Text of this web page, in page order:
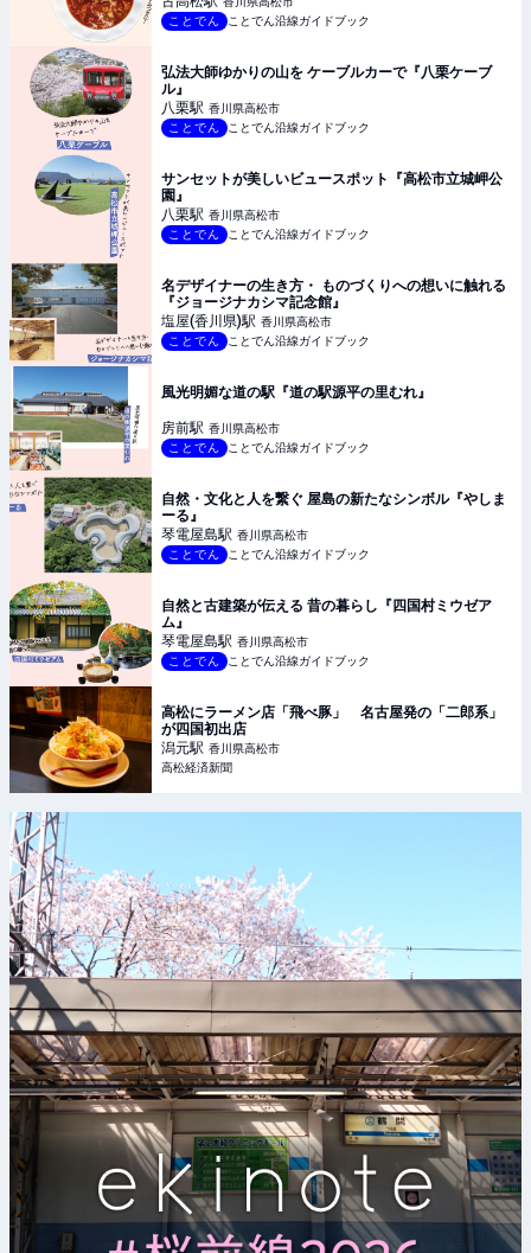
ことでん
ことでん沿線ガイドブック
弘法大師ゆかりの山を ケーブルカーで『八栗ケーブ
ル』
八栗駅 香川県高松市
ことでん
ことでん沿線ガイドブック
サンセットが美しいビュースポット『高松市立城岬公
園』
八栗駅 香川県高松市
ことでん
ことでん沿線ガイドブック
名デザイナーの生き方・ ものづくりへの想いに触れる
『ジョージナカシマ記念館』
塩屋(香川県)駅 香川県高松市
ことでん
ことでん沿線ガイドブック
風光明媚な道の駅『道の駅源平の里むれ』
房前駅 香川県高松市
ことでん
ことでん沿線ガイドブック
自然・文化と人を繋ぐ 屋島の新たなシンボル『やしま
ーる』
琴電屋島駅 香川県高松市
ことでん
ことでん沿線ガイドブック
自然と古建築が伝える 昔の暮らし『四国村ミウゼア
ム』
琴電屋島駅 香川県高松市
ことでん
ことでん沿線ガイドブック
高松にラーメン店「飛べ豚」 名古屋発の「二郎系」
が四国初出店
潟元駅 香川県高松市
高松経済新聞